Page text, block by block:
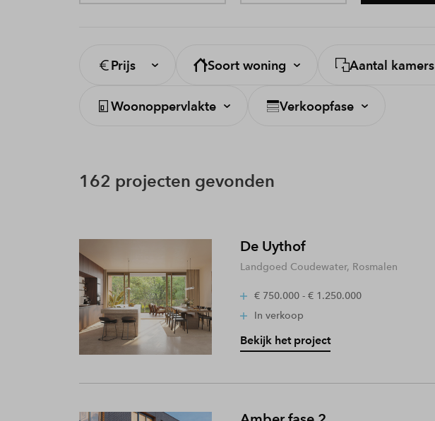
Prijs Soort woning Aantal kamers
Woonoppervlakte Verkoopfase
162 projecten gevonden
De Uythof
Landgoed Coudewater, Rosmalen
€ 750.000 - € 1.250.000
In verkoop
Bekijk het project